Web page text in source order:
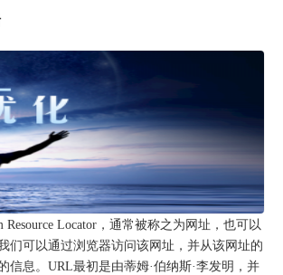
Locator，通常被称之为网址，也可以
们可以通过浏览器访问该网址，并从该网址的
信息。URL最初是由蒂姆·伯纳斯·李发明，并